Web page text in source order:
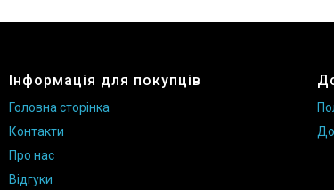
Інформація для покупців
Головна сторінка
Контакти
Про нас
Відгуки